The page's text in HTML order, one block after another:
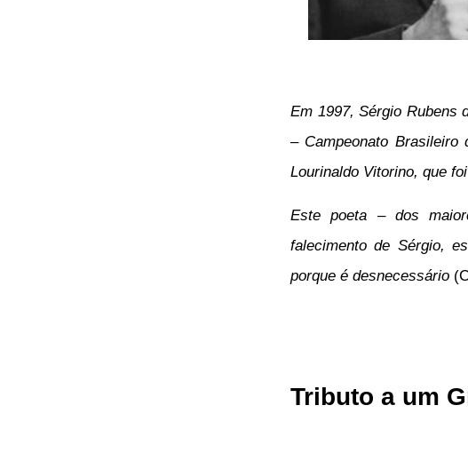
Em 1997, Sérgio Rubens
– Campeonato Brasileiro
Lourinaldo Vitorino, que
Este poeta – dos
falecimento de Sérgio,
porque é desnecessário
Tributo a um